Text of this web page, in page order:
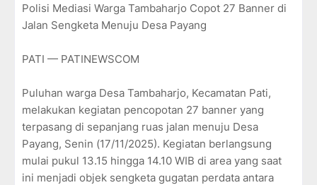
Polisi Mediasi Warga Tambaharjo Copot 27 Banner di
Jalan Sengketa Menuju Desa Payang
PATI — PATINEWSCOM
Puluhan warga Desa Tambaharjo, Kecamatan Pati,
melakukan kegiatan pencopotan 27 banner yang
terpasang di sepanjang ruas jalan menuju Desa
Payang, Senin (17/11/2025). Kegiatan berlangsung
mulai pukul 13.15 hingga 14.10 WIB di area yang saat
ini menjadi objek sengketa gugatan perdata antara